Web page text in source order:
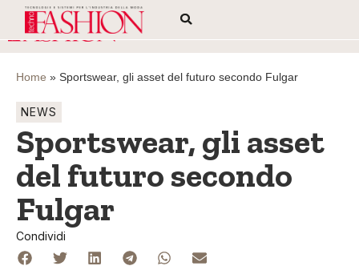
Home » Sportswear, gli asset del futuro secondo Fulgar
NEWS
Sportswear, gli asset
del futuro secondo
Fulgar
Condividi